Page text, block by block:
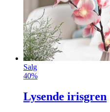
Salg
40%
Lysende irisgren